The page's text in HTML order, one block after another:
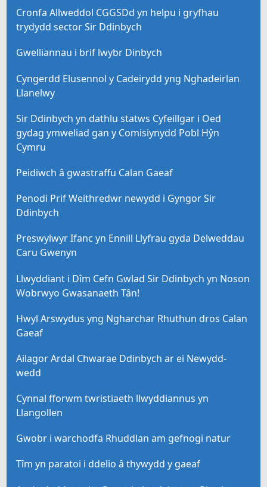
Cronfa Allweddol CGGSDd yn helpu i gryfhau
trydydd sector Sir Ddinbych
Gwelliannau i brif lwybr Dinbych
Cyngerdd Elusennol y Cadeirydd yng Nghadeirlan
Llanelwy
Sir Ddinbych yn dathlu statws Cyfeillgar i Oed
gydag ymweliad gan y Comisiynydd Pobl Hŷn
Cymru
Peidiwch â gwastraffu Calan Gaeaf
Penodi Prif Weithredwr newydd i Gyngor Sir
Ddinbych
Preswylwyr Ifanc yn Ennill Llyfrau gyda Delweddau
Caru Gwenyn
Llwyddiant i Dîm Cefn Gwlad Sir Ddinbych yn Noson
Wobrwyo Gwasanaeth Tân!
Hwyl Arswydus yng Ngharchar Rhuthun dros Calan
Gaeaf
Ailagor Ardal Chwarae Ddinbych ar ei Newydd-
wedd
Cynnal fforwm twristiaeth llwyddiannus yn
Llangollen
Gwobr i warchodfa Rhuddlan am gefnogi natur
Tîm yn paratoi i ddelio â thywydd y gaeaf